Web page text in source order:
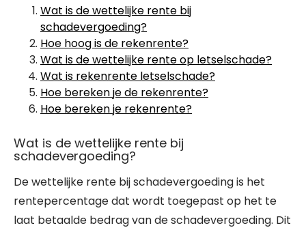
Wat is de wettelijke rente bij
schadevergoeding?
Hoe hoog is de rekenrente?
Wat is de wettelijke rente op letselschade?
Wat is rekenrente letselschade?
Hoe bereken je de rekenrente?
Hoe bereken je rekenrente?
Wat is de wettelijke rente bij
schadevergoeding?
De wettelijke rente bij schadevergoeding is het
rentepercentage dat wordt toegepast op het te
laat betaalde bedrag van de schadevergoeding. Dit